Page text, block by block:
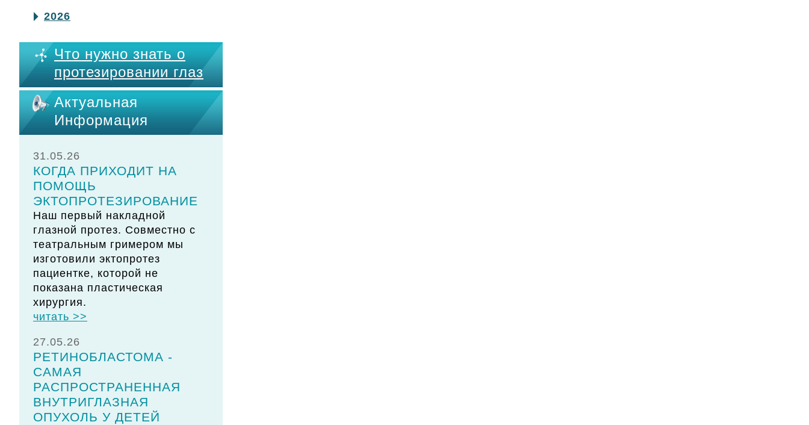
2026
Что нужно знать о
протезировании глаз
Актуальная
Информация
31.05.26
КОГДА ПРИХОДИТ НА
ПОМОЩЬ
ЭКТОПРОТЕЗИРОВАНИЕ
Наш первый накладной
глазной протез. Совместно с
театральным гримером мы
изготовили эктопротез
пациентке, которой не
показана пластическая
хирургия.
читать >>
27.05.26
РЕТИНОБЛАСТОМА -
САМАЯ
РАСПРОСТРАНЕННАЯ
ВНУТРИГЛАЗНАЯ
ОПУХОЛЬ У ДЕТЕЙ